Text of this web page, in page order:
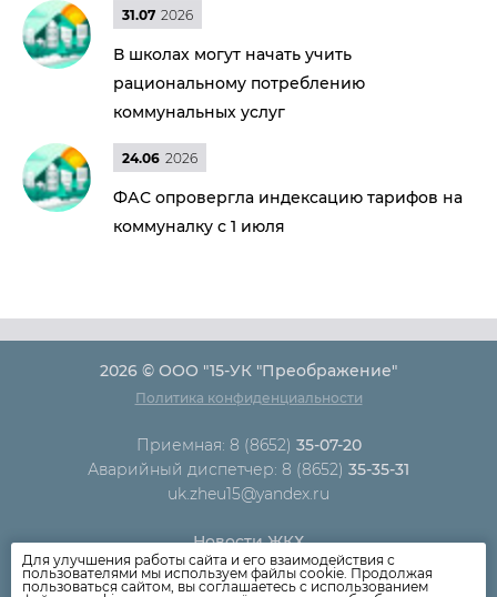
31.07 2026
В школах могут начать учить
рациональному потреблению
коммунальных услуг
24.06 2026
ФАС опровергла индексацию тарифов на
коммуналку с 1 июля
2026 © ООО "15-УК "Преображение"
Политика конфиденциальности
Приемная: 8 (8652) 35-07-20
Аварийный диспетчер: 8 (8652) 35-35-31
uk.zheu15@yandex.ru
Новости ЖКХ
Новости компании
Для улучшения работы сайта и его взаимодействия с
пользователями мы используем файлы cookie. Продолжая
пользоваться сайтом, вы соглашаетесь с использованием